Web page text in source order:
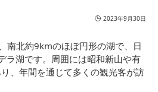
2023年9月30日
南北約9kmのほぼ円形の湖で、日
ラ湖です。周囲には昭和新山や有
、年間を通じて多くの観光客が訪